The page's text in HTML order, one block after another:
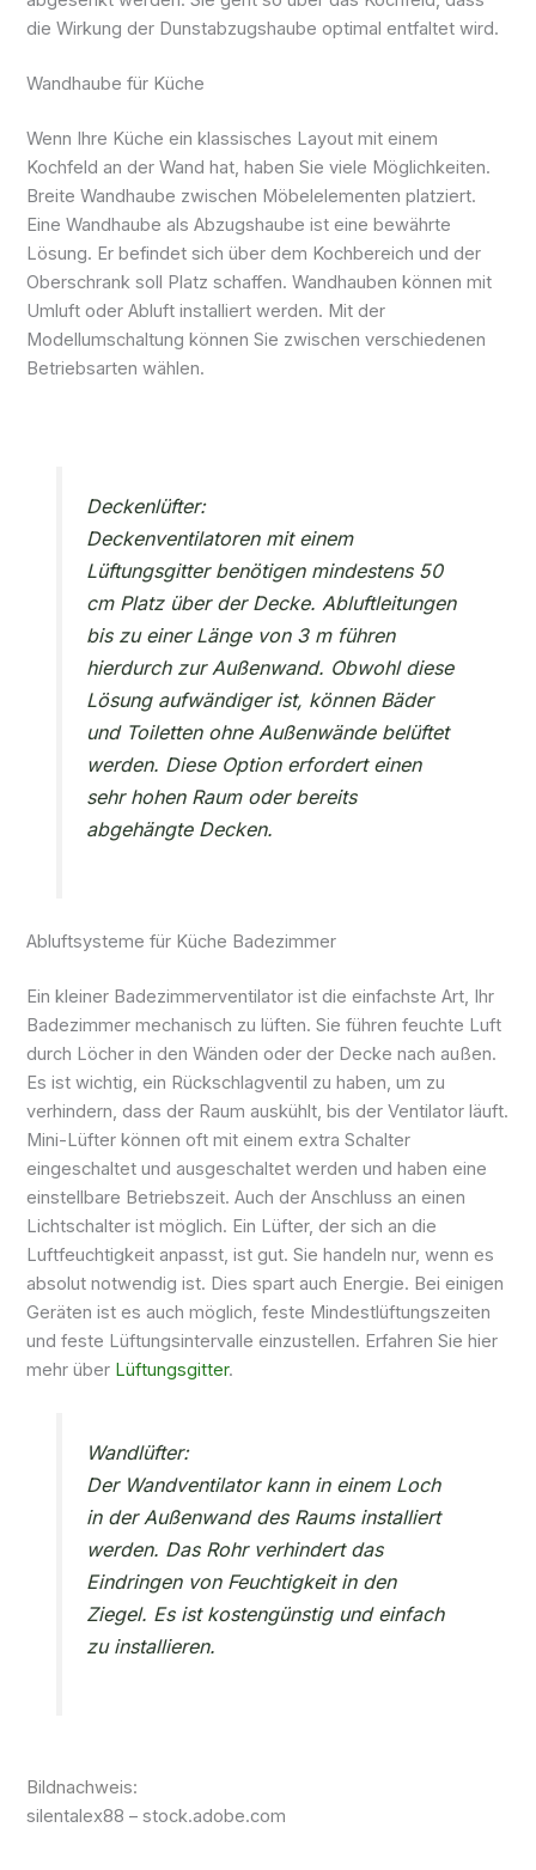
die Wirkung der Dunstabzugshaube optimal entfaltet wird.
Wandhaube für Küche
Wenn Ihre Küche ein klassisches Layout mit einem
Kochfeld an der Wand hat, haben Sie viele Möglichkeiten.
Breite Wandhaube zwischen Möbelelementen platziert.
Eine Wandhaube als Abzugshaube ist eine bewährte
Lösung. Er befindet sich über dem Kochbereich und der
Oberschrank soll Platz schaffen. Wandhauben können mit
Umluft oder Abluft installiert werden. Mit der
Modellumschaltung können Sie zwischen verschiedenen
Betriebsarten wählen.
Deckenlüfter:
Deckenventilatoren mit einem
Lüftungsgitter benötigen mindestens 50
cm Platz über der Decke. Abluftleitungen
bis zu einer Länge von 3 m führen
hierdurch zur Außenwand. Obwohl diese
Lösung aufwändiger ist, können Bäder
und Toiletten ohne Außenwände belüftet
werden. Diese Option erfordert einen
sehr hohen Raum oder bereits
abgehängte Decken.
Abluftsysteme für Küche Badezimmer
Ein kleiner Badezimmerventilator ist die einfachste Art, Ihr
Badezimmer mechanisch zu lüften. Sie führen feuchte Luft
durch Löcher in den Wänden oder der Decke nach außen.
Es ist wichtig, ein Rückschlagventil zu haben, um zu
verhindern, dass der Raum auskühlt, bis der Ventilator läuft.
Mini-Lüfter können oft mit einem extra Schalter
eingeschaltet und ausgeschaltet werden und haben eine
einstellbare Betriebszeit. Auch der Anschluss an einen
Lichtschalter ist möglich. Ein Lüfter, der sich an die
Luftfeuchtigkeit anpasst, ist gut. Sie handeln nur, wenn es
absolut notwendig ist. Dies spart auch Energie. Bei einigen
Geräten ist es auch möglich, feste Mindestlüftungszeiten
und feste Lüftungsintervalle einzustellen. Erfahren Sie hier
mehr über Lüftungsgitter.
Wandlüfter:
Der Wandventilator kann in einem Loch
in der Außenwand des Raums installiert
werden. Das Rohr verhindert das
Eindringen von Feuchtigkeit in den
Ziegel. Es ist kostengünstig und einfach
zu installieren.
Bildnachweis:
silentalex88 – stock.adobe.com